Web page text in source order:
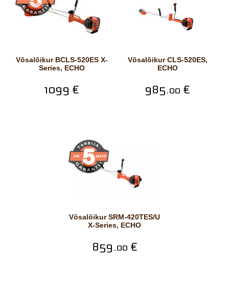
Võsalõikur BCLS-520ES X-
Series, ECHO
1099 €
Võsalõikur CLS-520ES,
ECHO
985.00 €
Võsalõikur SRM-420TES/U
X-Series, ECHO
859.00 €